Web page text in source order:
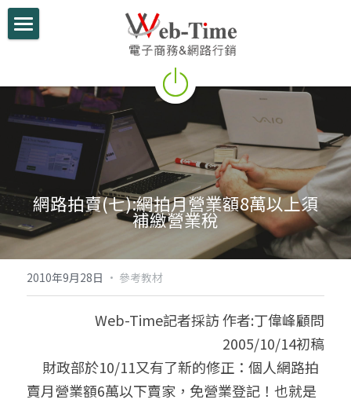
電商學堂
跨境電商
跨境行銷
微信行銷
網路開店
電商部落格
行動支付整合
聯絡我們
網路拍賣(七):網拍月營業額8萬以上須
補繳營業稅
2010年9月28日 · 參考教材
Web-Time記者採訪 作者:丁偉峰顧問
2005/10/14初稿
賣月營業額6萬以下賣家，免營業登記！也就是